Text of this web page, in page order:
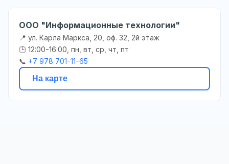
ООО "Информационные технологии"
📍 ул. Карла Маркса, 20, оф. 32, 2й этаж
🕒 12:00-16:00, пн, вт, ср, чт, пт
📞 +7 978 701-11-65
На карте